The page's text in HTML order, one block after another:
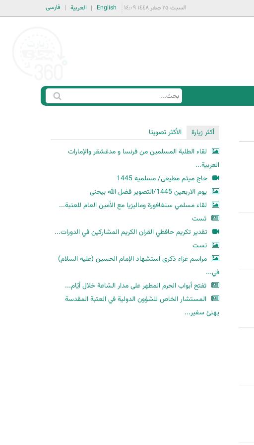
فارسی العربية English السبت ٢٥ صفر ١٤٤٨ ١٤:٠٩
ا
ت
ة
ا
ل
ح
ب
ث
أكثر زيارة
الأكثر تصويتا
لقاء الطلبة المسلمين من فرنسا و مدغشقر والإمارات
العربية...
حاج میثم مطیعی/ مسلمیه 1445
یوم الاربعین 1445/التصویر فضل الله بیجنی
لقاء مسلمي سنغافورة وماليزيا مع الأمين العام للعتبة...
تست
تقدير تكريم حافظي القران الكريم المشاركين في الدورات...
تست
مراسم عزاء ذكرى استشهاد الإمام الحسين (عليه السلام)
في...
تفتح أبواب الحرم المطهر على مدار السّاعة خلال أيّام...
المستشار الخاص للشؤون الدولية في العتبة المقدسة
يهنئ سفير...